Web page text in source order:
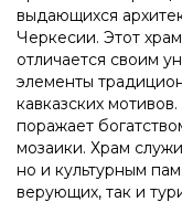
выдающихся
Черкесии. Этот
отличается своим
элементы
кавказских
поражает
мозаики. Храм
но и культурным
верующих, так и